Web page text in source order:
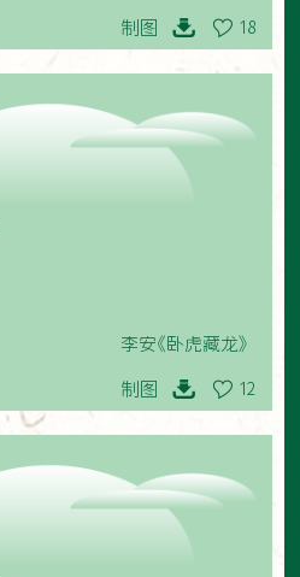
制图 18
李安《卧虎藏龙》
制图 12